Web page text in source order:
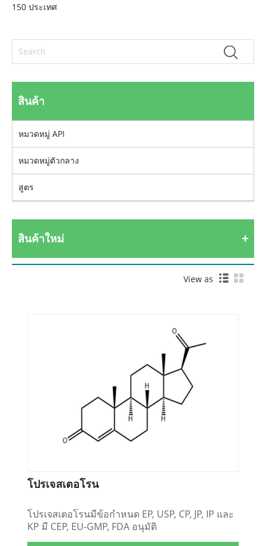
150 ประเทศ
สินค้า
หมวดหมู่ API
หมวดหมู่ตัวกลาง
สูตร
สินค้าใหม่
View as
โปรเจสเตอโรน
โปรเจสเตอโรนมีข้อกำหนด EP, USP, CP, JP, IP และ
KP มี CEP, EU-GMP, FDA อนุมัติ